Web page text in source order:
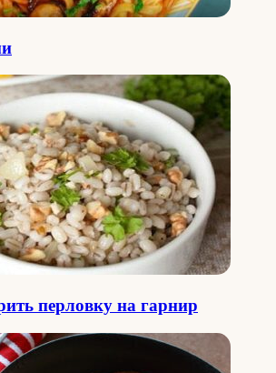
перловку на гарнир